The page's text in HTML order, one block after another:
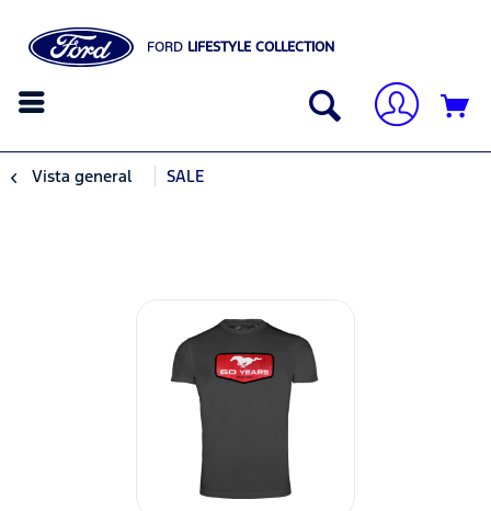
FORD LIFESTYLE COLLECTION
Vista general SALE